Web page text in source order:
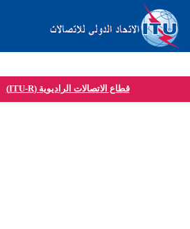
قطاع الاتصالات الراديوية (ITU-R)